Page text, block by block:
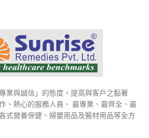
業與誠信」的態度，提高與客戶之黏著
、熱心的服務人員、 最專業、最齊全、最
式營養保健、婦嬰用品及醫材用品等全方